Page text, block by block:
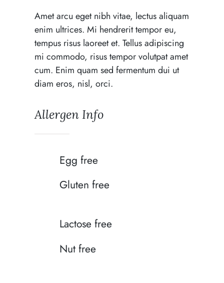
Amet arcu eget nibh vitae, lectus aliquam
enim ultrices. Mi hendrerit tempor eu,
tempus risus laoreet et. Tellus adipiscing
mi commodo, risus tempor volutpat amet
cum. Enim quam sed fermentum dui ut
diam eros, nisl, orci.
Allergen Info
Egg free
Gluten free
Lactose free
Nut free